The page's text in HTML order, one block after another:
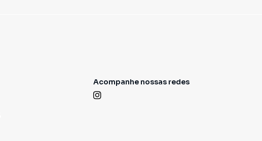
Acompanhe nossas redes